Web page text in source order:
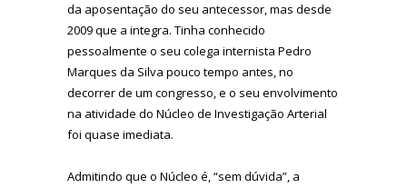
da aposentação do seu antecessor, mas desde
2009 que a integra. Tinha conhecido
pessoalmente o seu colega internista Pedro
Marques da Silva pouco tempo antes, no
decorrer de um congresso, e o seu envolvimento
na atividade do Núcleo de Investigação Arterial
foi quase imediata.
Admitindo que o Núcleo é, “sem dúvida”, a